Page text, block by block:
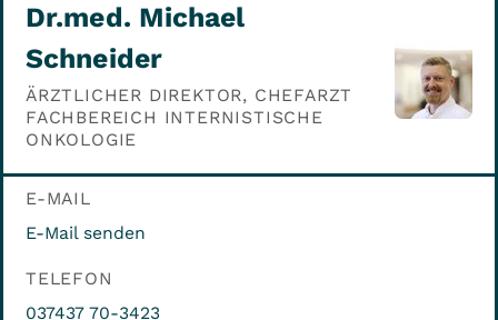
Dr.med. Michael
Schneider
ÄRZTLICHER DIREKTOR, CHEFARZT
FACHBEREICH INTERNISTISCHE
ONKOLOGIE
E-MAIL
E-Mail senden
TELEFON
037437 70-3423